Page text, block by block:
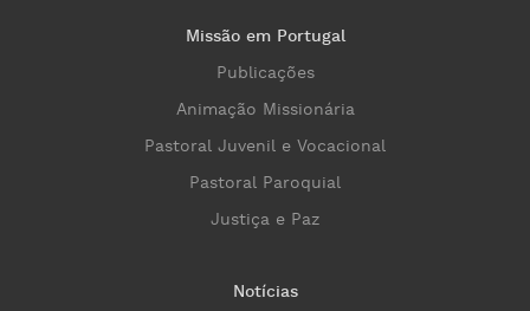
Missão em Portugal
Publicações
Animação Missionária
Pastoral Juvenil e Vocacional
Pastoral Paroquial
Justiça e Paz
Notícias